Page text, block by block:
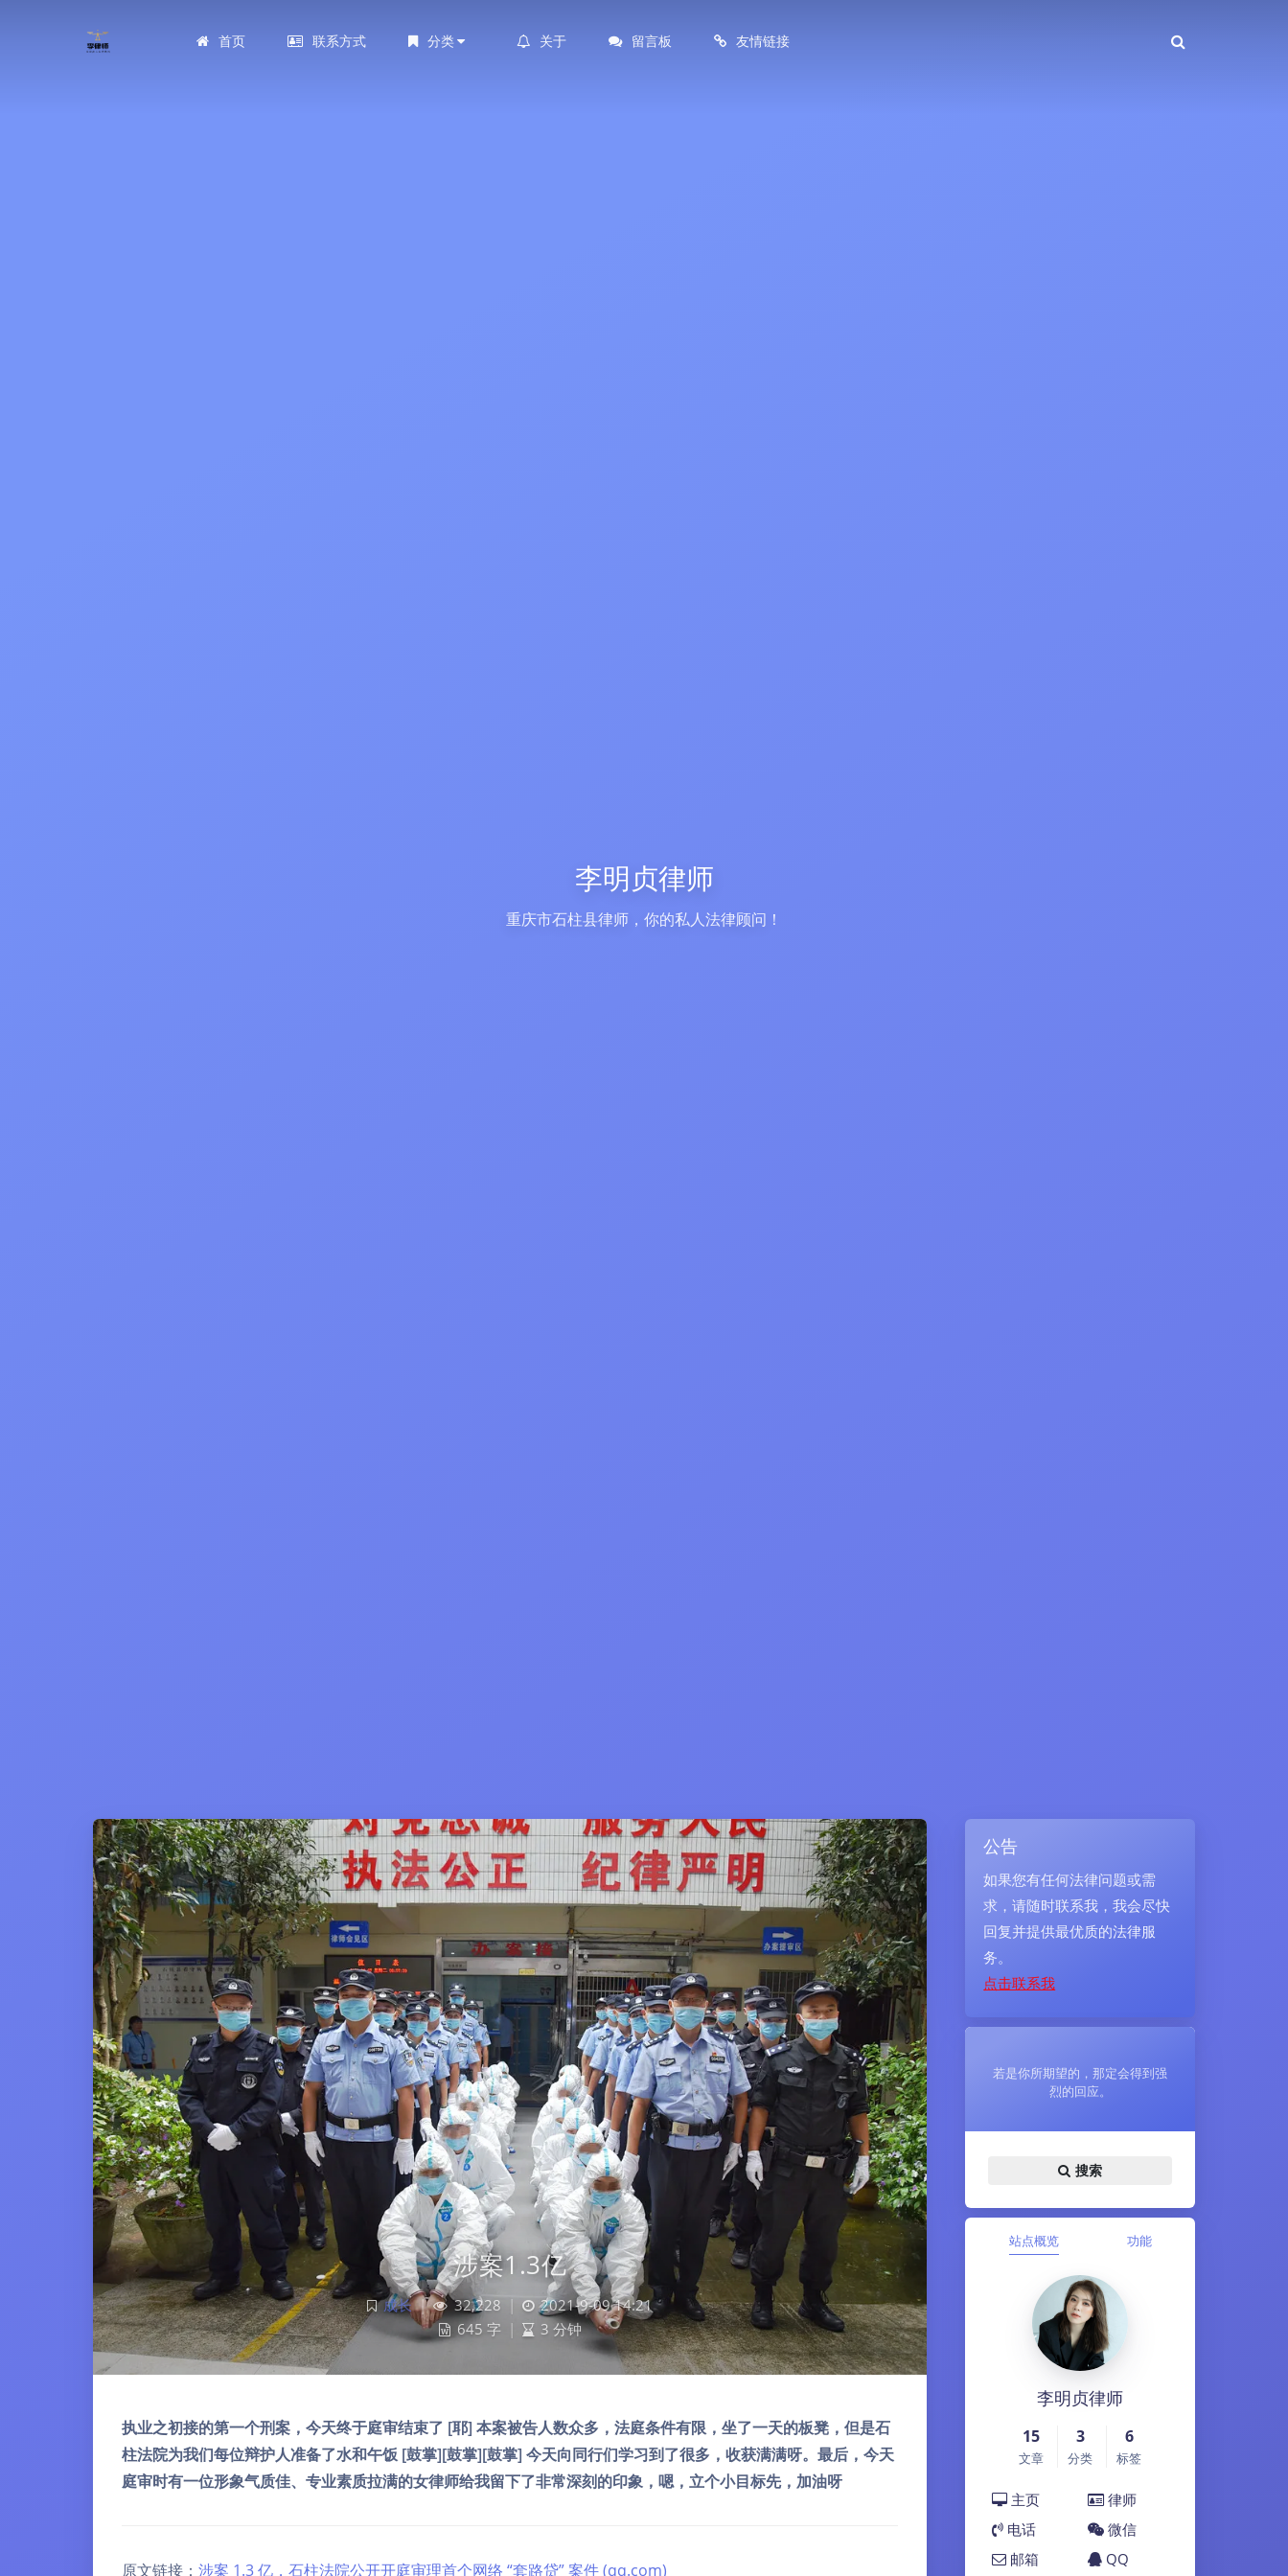
首页 联系方式 分类 关于 留言板 友情链接
李明贞律师
重庆市石柱县律师，你的私人法律顾问！
公告
如果您有任何法律问题或需
求，请随时联系我，我会尽快
回复并提供最优质的法律服
务。
点击联系我
若是你所期望的，那定会得到强
烈的回应。
搜索
站点概览 功能
李明贞律师
15
文章
3
分类
6
标签
主页
律师
电话
微信
邮箱
QQ
涉案1.3亿
成长 | 32,228
2021-9-09 14:21
645 字
3 分钟
执业之初接的第一个刑案，今天终于庭审结束了 [耶] 本案被告人数众多，法庭条件有限，坐了一天的板凳，但是石
柱法院为我们每位辩护人准备了水和午饭 [鼓掌][鼓掌][鼓掌] 今天向同行们学习到了很多，收获满满呀。最后，今天
庭审时有一位形象气质佳、专业素质拉满的女律师给我留下了非常深刻的印象，嗯，立个小目标先，加油呀
原文链接： 涉案 1.3 亿，石柱法院公开开庭审理首个网络 “套路贷” 案件 (qq.com)